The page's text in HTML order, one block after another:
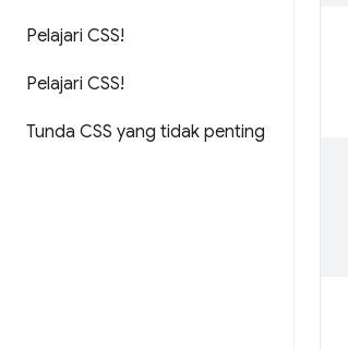
Pelajari CSS!
Pelajari CSS!
Tunda CSS yang tidak penting